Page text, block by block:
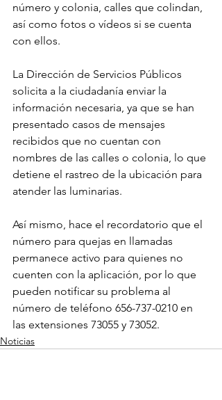
número y colonia, calles que colindan,
así como fotos o vídeos si se cuenta
con ellos.
La Dirección de Servicios Públicos
solicita a la ciudadanía enviar la
información necesaria, ya que se han
presentado casos de mensajes
recibidos que no cuentan con
nombres de las calles o colonia, lo que
detiene el rastreo de la ubicación para
atender las luminarias.
Así mismo, hace el recordatorio que el
número para quejas en llamadas
permanece activo para quienes no
cuenten con la aplicación, por lo que
pueden notificar su problema al
número de teléfono 656-737-0210 en
las extensiones 73055 y 73052.
Noticias